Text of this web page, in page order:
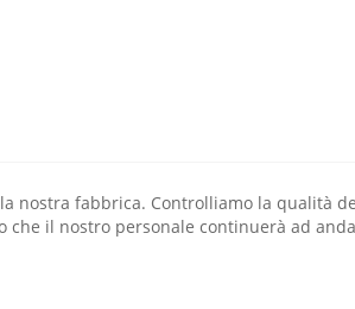
nostra fabbrica. Controlliamo la
che il nostro personale continuerà ad